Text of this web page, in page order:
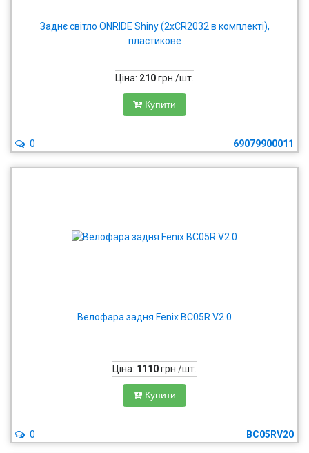
Заднє світло ONRIDE Shiny (2xCR2032 в комплекті),
пластикове
Ціна: 210грн./шт.
Купити
69079900011
0
Велофара задня Fenix BC05R V2.0
Ціна: 1110грн./шт.
Купити
BC05RV20
0